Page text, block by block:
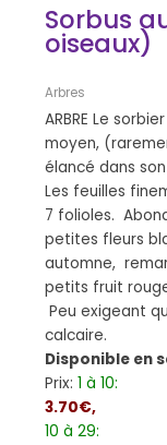
Sorbus
oiseaux)
Arbres
ARBRE Le
moyen,
élancé dans
Les feuilles
7 folioles.
petites fleurs
automne,
petits fruit
Peu exigeant
calcaire.
Disponible en
Prix:1 à 10:
3.70€,
10 à 29: